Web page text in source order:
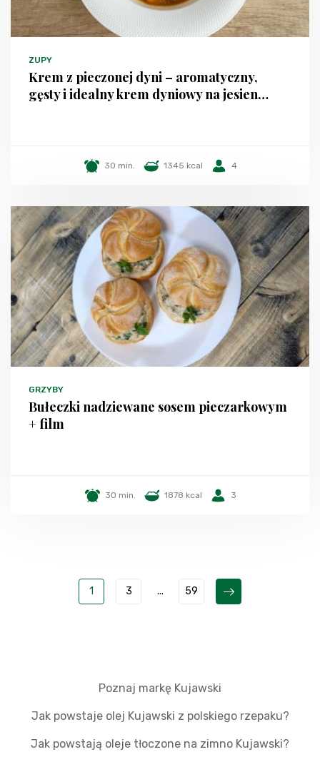
ZUPY
Krem z pieczonej dyni – aromatyczny,
gęsty i idealny krem dyniowy na jesien…
30 min. 1345 kcal 4
GRZYBY
Bułeczki nadziewane sosem pieczarkowym
+ film
30 min. 1878 kcal 3
1 3 ... 59
Poznaj markę Kujawski
Jak powstaje olej Kujawski z polskiego rzepaku?
Jak powstają oleje tłoczone na zimno Kujawski?